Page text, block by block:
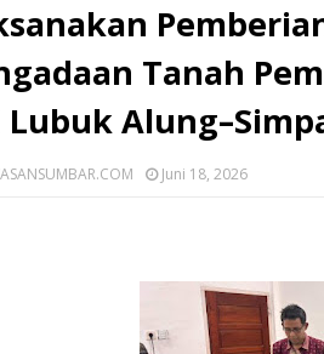
Tanah
Lubuk
Juni 18, 2026